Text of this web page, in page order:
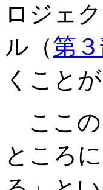
ロジェ
ル（第
くこと
ここの
ところ